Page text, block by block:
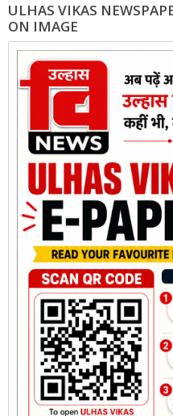
ULHAS VIKAS
ON IMAGE